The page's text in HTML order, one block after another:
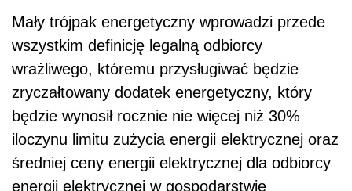
Mały trójpak energetyczny wprowadzi przede
wszystkim definicję legalną odbiorcy
wrażliwego, któremu przysługiwać będzie
zryczałtowany dodatek energetyczny, który
będzie wynosił rocznie nie więcej niż 30%
iloczynu limitu zużycia energii elektrycznej oraz
średniej ceny energii elektrycznej dla odbiorcy
energii elektrycznej w gospodarstwie